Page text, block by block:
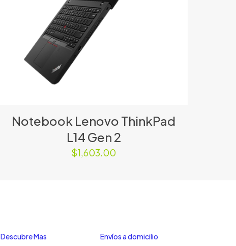
Notebook Lenovo ThinkPad
L14 Gen 2
$1,603.00
Descubre Mas Envíos a domicilio